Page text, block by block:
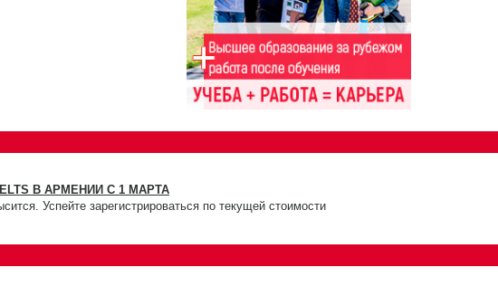
В АРМЕНИИ С 1 МАРТА
Успейте зарегистрироваться по текущей стоимости